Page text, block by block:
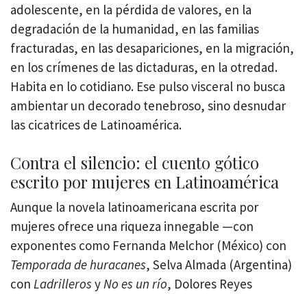
adolescente, en la pérdida de valores, en la
degradación de la humanidad, en las familias
fracturadas, en las desapariciones, en la migración,
en los crímenes de las dictaduras, en la otredad.
Habita en lo cotidiano. Ese pulso visceral no busca
ambientar un decorado tenebroso, sino desnudar
las cicatrices de Latinoamérica.
Contra el silencio: el cuento gótico
escrito por mujeres en Latinoamérica
Aunque la novela latinoamericana escrita por
mujeres ofrece una riqueza innegable —con
exponentes como Fernanda Melchor (México) con
Temporada de huracanes, Selva Almada (Argentina)
con Ladrilleros yNo es un río, Dolores Reyes